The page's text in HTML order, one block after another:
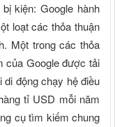
kiện: Google hành
loạt các thỏa thuận
Một trong các thỏa
của Google được tải
động chạy hệ điều
tỉ USD mỗi năm
cụ tìm kiếm chung